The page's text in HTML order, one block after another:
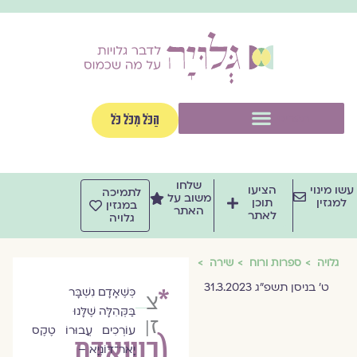
הַכֹּל מִכֹּל כֹּל
מינוי
למגזין
הציעו
תוכן
לאתר
שלחו
משוב על
האתר
לתמיכה
במגזין
גלויה
גלויה ספרות ורוח שירה
ט׳ בניסן תשפ״ג 31.3.2023
*צילה
זן-בר
כְּשֶׁאָדָם נִשְׁבָּר
בַּקְּהִלָּה שֶׁלָּנוּ
עוֹרְכִים עֲבוּרוֹ טֶקֶס
יָאר־דּוֹנְיָא –